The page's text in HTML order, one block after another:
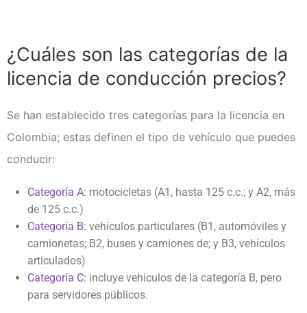
¿Cuáles son las categorías de la
licencia de conducción precios?
Se han establecido tres categorías para la licencia en
Colombia; estas definen el tipo de vehículo que puedes
conducir:
Categoría A: motocicletas (A1, hasta 125 c.c.; y A2, más
de 125 c.c.)
Categoría B: vehículos particulares (B1, automóviles y
camionetas; B2, buses y camiones de; y B3, vehículos
articulados)
Categoría C: incluye vehículos de la categoría B, pero
para servidores públicos.